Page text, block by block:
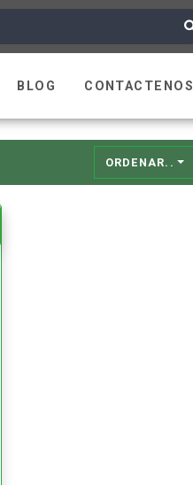
BLOG CONTACTENOS
ORDENAR..